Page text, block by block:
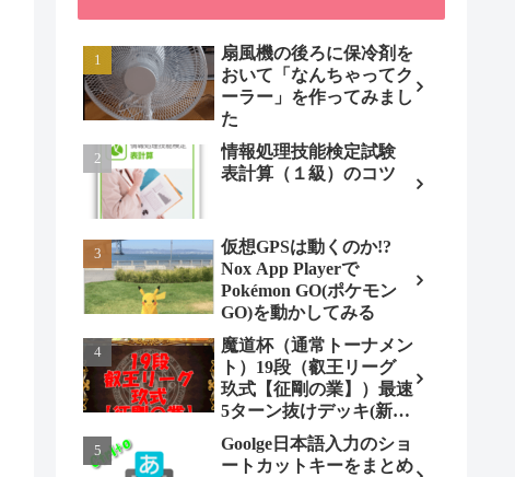
扇風機の後ろに保冷剤を
おいて「なんちゃってク
ーラー」を作ってみまし
た
情報処理技能検定試験
表計算（１級）のコツ
仮想GPSは動くのか!?
Nox App Playerで
Pokémon GO(ポケモン
GO)を動かしてみる
魔道杯（通常トーナメン
ト）19段（叡王リーグ
玖式【征剛の業】）最速
5ターン抜けデッキ(新パ
ターン)!
Goolge日本語入力のショ
ートカットキーをまとめ